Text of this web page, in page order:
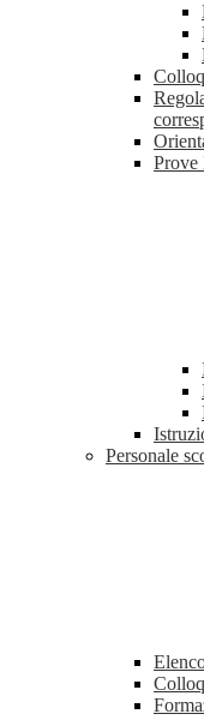
Prove
Personale